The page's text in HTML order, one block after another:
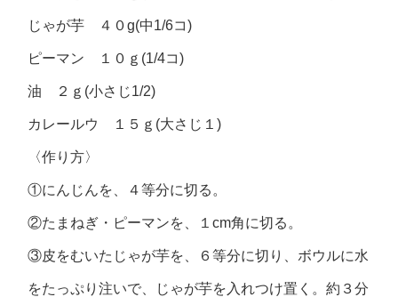
じゃが芋 ４０g(中1/6コ)
ピーマン １０ｇ(1/4コ)
油 ２ｇ(小さじ1/2)
カレールウ １５ｇ(大さじ１)
〈作り方〉
①にんじんを、４等分に切る。
②たまねぎ・ピーマンを、１cm角に切る。
③皮をむいたじゃが芋を、６等分に切り、ボウルに水
をたっぷり注いで、じゃが芋を入れつけ置く。約３分